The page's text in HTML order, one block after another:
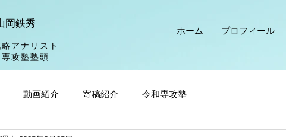
岡鉄秀
アナリスト
攻塾塾頭
ホーム プロフィール
動画紹介 寄稿紹介 令和専攻塾